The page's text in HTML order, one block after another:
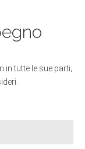
tutte le sue parti;